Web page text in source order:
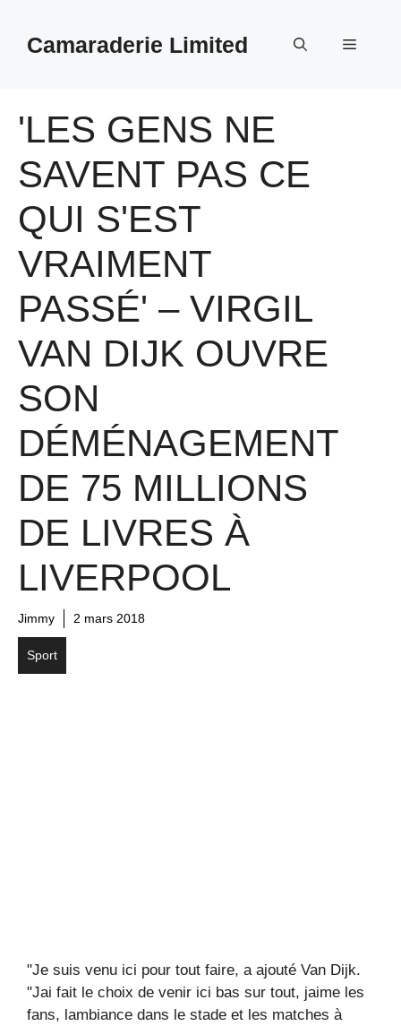
contenuCamaraderie Limited Menu
'LES GENS NE
SAVENT PAS CE
QUI S'EST
VRAIMENT
PASSÉ' – VIRGIL
VAN DIJK OUVRE
SON
DÉMÉNAGEMENT
DE 75 MILLIONS
DE LIVRES À
LIVERPOOL
Jimmy 2 mars 2018
Sport
"Je suis venu ici pour tout faire, a ajouté Van Dijk.
"Jai fait le choix de venir ici bas sur tout, jaime les
fans, lambiance dans le stade et les matches à